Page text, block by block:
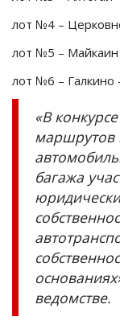
лот №4 –
лот №5 – Майкаин
лот №6 – Галкино
«В
маршрутов
багажа
ведомстве.